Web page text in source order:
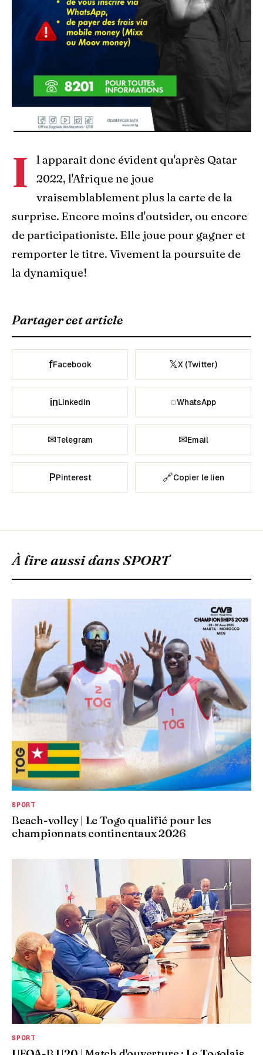
I
l apparaît donc évident qu'après Qatar
2022, l'Afrique ne joue
vraisemblablement plus la carte de la
surprise. Encore moins d'outsider, ou encore
de participationiste. Elle joue pour gagner et
remporter le titre. Vivement la poursuite de
la dynamique!
Partager cet article
fFacebook 𝕏X (Twitter)
inLinkedIn ◌WhatsApp
✉Telegram ✉Email
PPinterest 🔗Copier le lien
À lire aussi dansSPORT
SPORT
Beach-volley | Le Togo qualifié pour les
championnats continentaux 2026
SPORT